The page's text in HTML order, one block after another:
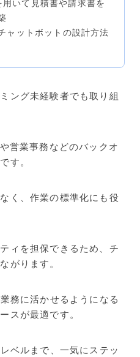
いて見積書や請求書を
ャットボットの設計方法
ング未経験者でも取り組
営業事務などのバックオ
す。
く、作業の標準化にも役
ィを担保できるため、チ
がります。
務に活かせるようになる
スが最適です。
ベルまで、一気にステッ